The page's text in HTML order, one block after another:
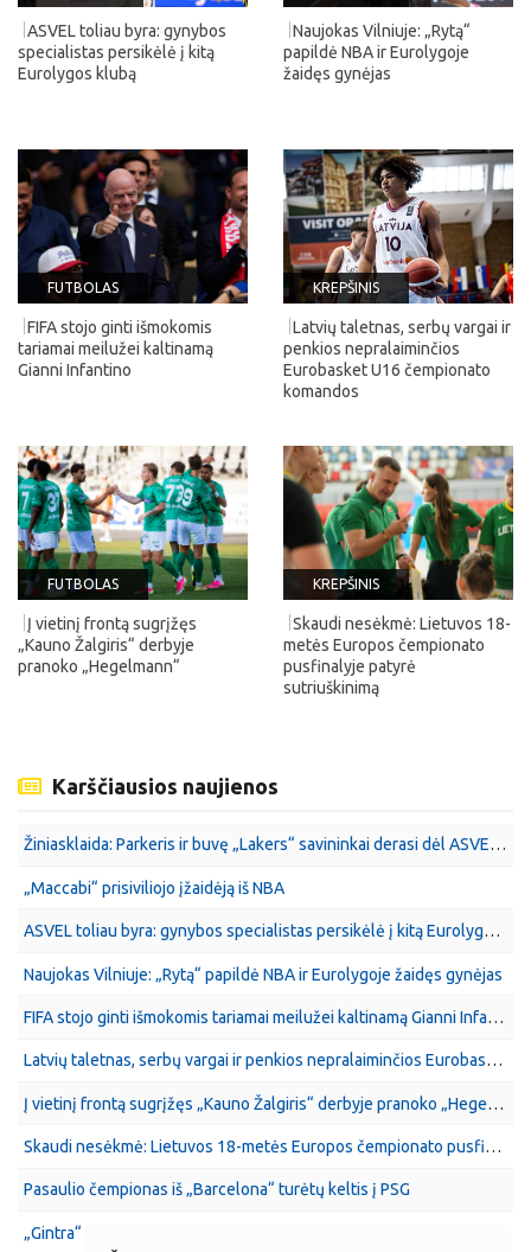
ASVEL toliau byra: gynybos
specialistas persikėlė į kitą
Eurolygos klubą
Naujokas Vilniuje: „Rytą“
papildė NBA ir Eurolygoje
žaidęs gynėjas
FUTBOLAS
FIFA stojo ginti išmokomis
tariamai meilužei kaltinamą
Gianni Infantino
KREPŠINIS
Latvių taletnas, serbų vargai ir
penkios nepralaiminčios
Eurobasket U16 čempionato
komandos
FUTBOLAS
Į vietinį frontą sugrįžęs
„Kauno Žalgiris“ derbyje
pranoko „Hegelmann“
KREPŠINIS
Skaudi nesėkmė: Lietuvos 18-
metės Europos čempionato
pusfinalyje patyrė
sutriuškinimą
Karščiausios naujienos
Žiniasklaida: Parkeris ir buvę „Lakers“ savininkai derasi dėl ASVEL pardavimo
„Maccabi“ prisiviliojo įžaidėją iš NBA
ASVEL toliau byra: gynybos specialistas persikėlė į kitą Eurolygos klubą
Naujokas Vilniuje: „Rytą“ papildė NBA ir Eurolygoje žaidęs gynėjas
FIFA stojo ginti išmokomis tariamai meilužei kaltinamą Gianni Infantino
Latvių taletnas, serbų vargai ir penkios nepralaiminčios Eurobasket U16 čempionato komandos
Į vietinį frontą sugrįžęs „Kauno Žalgiris“ derbyje pranoko „Hegelmann“
Skaudi nesėkmė: Lietuvos 18-metės Europos čempionato pusfinalyje patyrė sutriuškinimą
Pasaulio čempionas iš „Barcelona“ turėtų keltis į PSG